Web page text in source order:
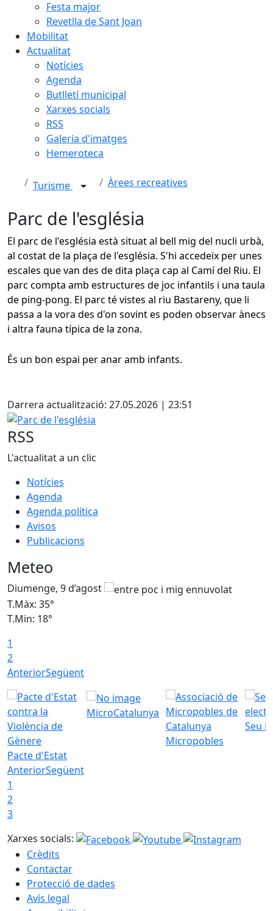
Festa major
Revetlla de Sant Joan
Mobilitat
Actualitat
Notícies
Agenda
Butlletí municipal
Xarxes socials
RSS
Galeria d'imatges
Hemeroteca
Turisme Àrees recreatives
Parc de l'església
El parc de l'església està situat al bell mig del nucli urbà,
al costat de la plaça de l'església. S'hi accedeix per unes
escales que van des de dita plaça cap al Camí del Riu. El
parc compta amb estructures de joc infantils i una taula
de ping-pong. El parc té vistes al riu Bastareny, que li
passa a la vora des d'on sovint es poden observar ànecs
i altra fauna típica de la zona.
És un bon espai per anar amb infants.
Darrera actualització: 27.05.2026 | 23:51
Parc de l'església
RSS
L'actualitat a un clic
Notícies
Agenda
Agenda política
Avisos
Publicacions
Meteo
Diumenge, 9 d’agost
T.Màx: 35°
T.Min: 18°
1
2
AnteriorSegüent
Pacte d'Estat
MicroCatalunya
Micropobles
Seu
AnteriorSegüent
1
2
3
Xarxes socials:
Crèdits
Contactar
Protecció de dades
Avís legal